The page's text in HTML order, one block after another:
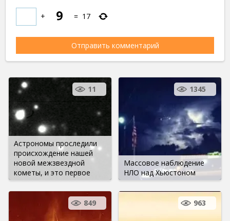
+ = 17
Астрономы проследили
происхождение нашей
новой межзвездной
кометы, и это первое
11
Массовое наблюдение
НЛО над Хьюстоном
1345
849 963